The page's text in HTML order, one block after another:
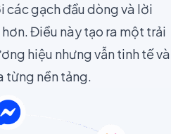
các gạch đầu dòng và lời
Điều này tạo ra một trải
hiệu nhưng vẫn tinh tế và
từng nền tảng.